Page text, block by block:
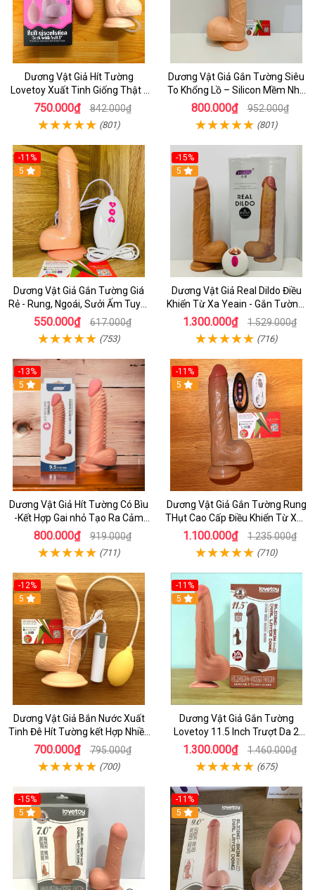
Dương Vật Giả Hít Tường
Lovetoy Xuất Tinh Giống Thật -
Sextoy Tự Sướng Cho Nữ
750.000₫ 842.000₫
(801)
Dương Vật Giả Gắn Tường Siêu
To Khổng Lồ – Silicon Mềm Như
Thật, Tăng Khoái Cảm Tột Đỉnh
800.000₫ 952.000₫
(801)
-11%
5
Dương Vật Giả Gắn Tường Giá
Rẻ - Rung, Ngoái, Sưởi Ấm Tuyệt
Vời
550.000₫ 617.000₫
(753)
-15%
5
Dương Vật Giả Real Dildo Điều
Khiển Từ Xa Yeain - Gắn Tường,
Rung Thụt Tỏa Nhiệt Cao Cấp
1.300.000₫ 1.529.000₫
(716)
-13%
5
Dương Vật Giả Hít Tường Có Bìu
-Kết Hợp Gai nhỏ Tạo Ra Cảm
Giác Cực Sướng Khi Dùng -
sextoy cho nữ
800.000₫ 919.000₫
(711)
-11%
5
Dương Vật Giả Gắn Tường Rung
THụt Cao Cấp Điều Khiển Từ Xa -
Kết Hợp Toả Nhệt
1.100.000₫ 1.235.000₫
(710)
-12%
5
Dương Vật Giả Bắn Nước Xuất
Tinh Đê Hít Tường kết Hợp Nhiều
chế Độ Rung - Sextoy Cao Cấp
HCm
700.000₫ 795.000₫
(700)
-11%
5
Dương Vật Giả Gắn Tường
Lovetoy 11.5 Inch Trượt Da 2
Lớp, Thiết Kế Cao Cấp
1.300.000₫ 1.460.000₫
(675)
-15%
5
-11%
5